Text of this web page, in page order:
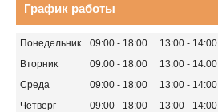
График работы
Понедельник 09:00 18:00 13:00
14:00
Вторник
09:00 18:00 13:00
14:00
Среда
09:00 18:00 13:00
14:00
Четверг
09:00 18:00 13:00
14:00